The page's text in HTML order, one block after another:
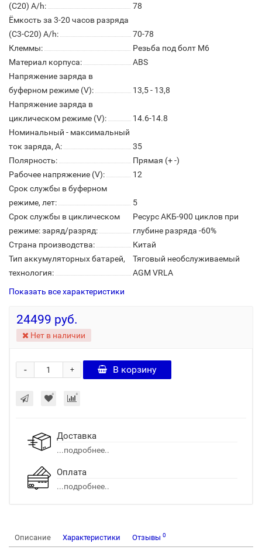
(С20) A/h:
78
Ёмкость за 3-20 часов разряда
(С3-С20) A/h:
70-78
Клеммы:
Резьба под болт M6
Материал корпуса:
ABS
Напряжение заряда в
буферном режиме (V):
13,5 - 13,8
Напряжение заряда в
циклическом режиме (V):
14.6-14.8
Номинальный - максимальный
ток заряда, А:
35
Полярность:
Прямая (+ -)
Рабочее напряжение (V):
12
Срок службы в буферном
режиме, лет:
5
Срок службы в циклическом
режиме: заряд/разряд:
Ресурс АКБ-900 циклов при
глубине разряда -60%
Страна производства:
Китай
Тип аккумуляторных батарей,
технология:
Тяговый необслуживаемый
AGM VRLA
Показать все характеристики
24499 руб.
Нет в наличии
+
- В корзину
Доставка
...подробнее..
Оплата
...подробнее..
Описание Характеристики Отзывы 0